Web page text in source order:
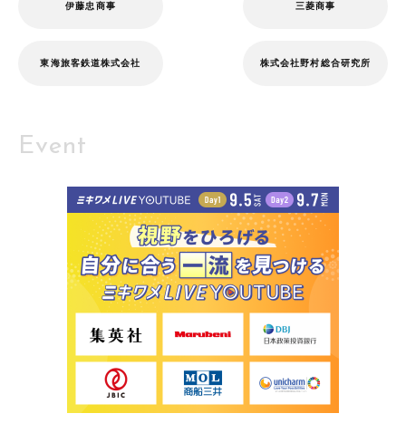
伊藤忠商事 三菱商事
東海旅客鉄道株式会社 株式会社野村総合研究所
Event